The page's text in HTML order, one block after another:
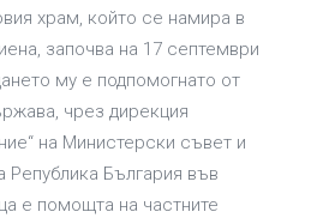
храм, който се намира в
започва на 17 септември
му е подпомогнато от
чрез дирекция
на Министерски съвет и
Република България във
е помощта на частните